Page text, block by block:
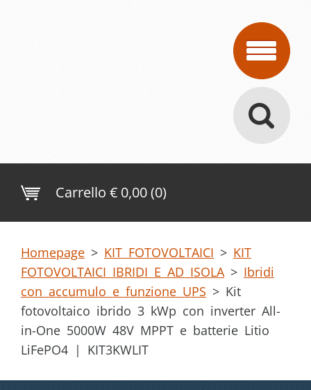
Carrello € 0,00 (0)
Homepage > KIT FOTOVOLTAICI > KIT
FOTOVOLTAICI IBRIDI E AD ISOLA > Ibridi
con accumulo e funzione UPS > Kit
fotovoltaico ibrido 3 kWp con inverter All-
in-One 5000W 48V MPPT e batterie Litio
LiFePO4 | KIT3KWLIT